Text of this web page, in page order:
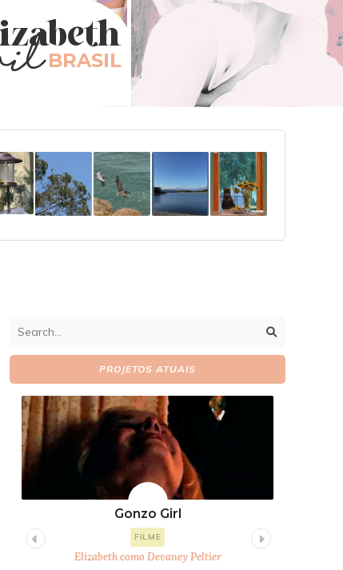
PROJETOS ATUAIS
Gonzo Girl
FILME
Elizabeth como Devaney Peltier